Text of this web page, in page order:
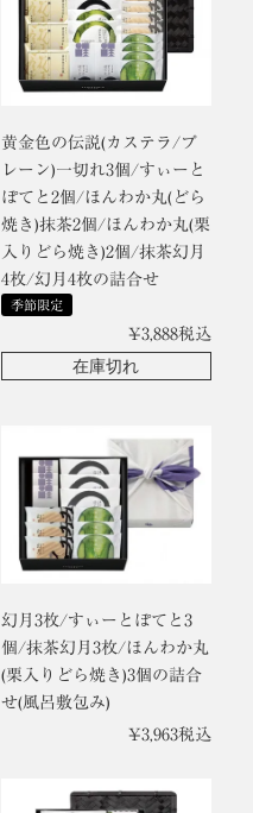
黄金色の伝説(カステラ/プ
レーン)一切れ3個/すぃーと
ぽてと2個/ほんわか丸(どら
焼き)抹茶2個/ほんわか丸(栗
入りどら焼き)2個/抹茶幻月
4枚/幻月4枚の詰合せ
季節限定
¥3,888税込
在庫切れ
幻月3枚/すぃーとぽてと3
個/抹茶幻月3枚/ほんわか丸
(栗入りどら焼き)3個の詰合
せ(風呂敷包み)
¥3,963税込